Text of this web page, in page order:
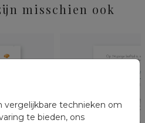
vergelijkbare technieken om
te bieden, ons
misschien ook